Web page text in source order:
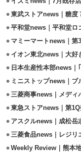
アスクルnews｜成松岳
三菱食品news｜レジリ